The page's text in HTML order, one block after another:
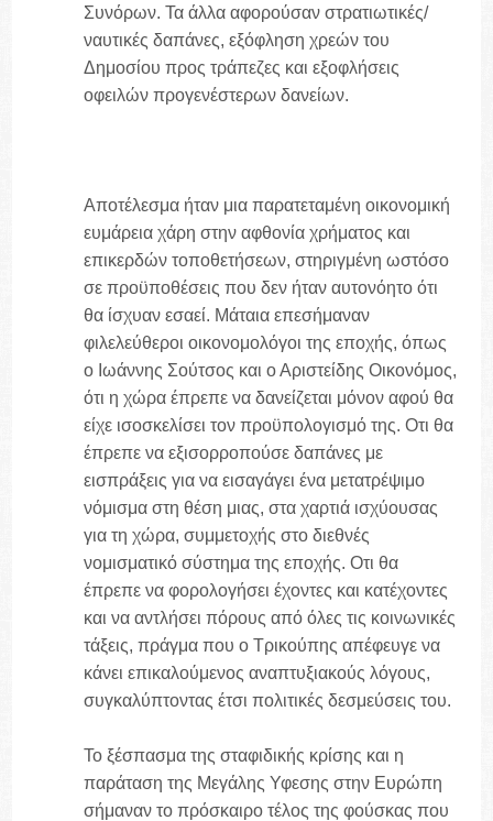
Συνόρων. Τα άλλα αφορούσαν στρατιωτικές/
ναυτικές δαπάνες, εξόφληση χρεών του
Δημοσίου προς τράπεζες και εξοφλήσεις
οφειλών προγενέστερων δανείων.
Αποτέλεσμα ήταν μια παρατεταμένη οικονομική
ευμάρεια χάρη στην αφθονία χρήματος και
επικερδών τοποθετήσεων, στηριγμένη ωστόσο
σε προϋποθέσεις που δεν ήταν αυτονόητο ότι
θα ίσχυαν εσαεί. Μάταια επεσήμαναν
φιλελεύθεροι οικονομολόγοι της εποχής, όπως
ο Ιωάννης Σούτσος και ο Αριστείδης Οικονόμος,
ότι η χώρα έπρεπε να δανείζεται μόνον αφού θα
είχε ισοσκελίσει τον προϋπολογισμό της. Οτι θα
έπρεπε να εξισορροπούσε δαπάνες με
εισπράξεις για να εισαγάγει ένα μετατρέψιμο
νόμισμα στη θέση μιας, στα χαρτιά ισχύουσας
για τη χώρα, συμμετοχής στο διεθνές
νομισματικό σύστημα της εποχής. Οτι θα
έπρεπε να φορολογήσει έχοντες και κατέχοντες
και να αντλήσει πόρους από όλες τις κοινωνικές
τάξεις, πράγμα που ο Τρικούπης απέφευγε να
κάνει επικαλούμενος αναπτυξιακούς λόγους,
συγκαλύπτοντας έτσι πολιτικές δεσμεύσεις του.
Το ξέσπασμα της σταφιδικής κρίσης και η
παράταση της Μεγάλης Υφεσης στην Ευρώπη
σήμαναν το πρόσκαιρο τέλος της φούσκας που